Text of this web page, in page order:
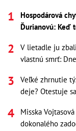
Hospodárová
Ďurianovú: Keď
V lietadle ju
vlastnú smrť:
Veľké zhrnutie
deje? Otestuje
Misska
dokonalého